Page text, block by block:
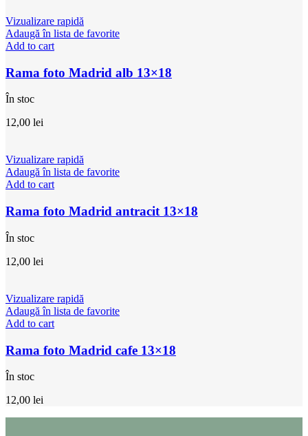
Vizualizare rapidă
Adaugă în lista de favorite
Add to cart
Rama foto Madrid alb 13×18
În stoc
12,00 lei
Vizualizare rapidă
Adaugă în lista de favorite
Add to cart
Rama foto Madrid antracit 13×18
În stoc
12,00 lei
Vizualizare rapidă
Adaugă în lista de favorite
Add to cart
Rama foto Madrid cafe 13×18
În stoc
12,00 lei